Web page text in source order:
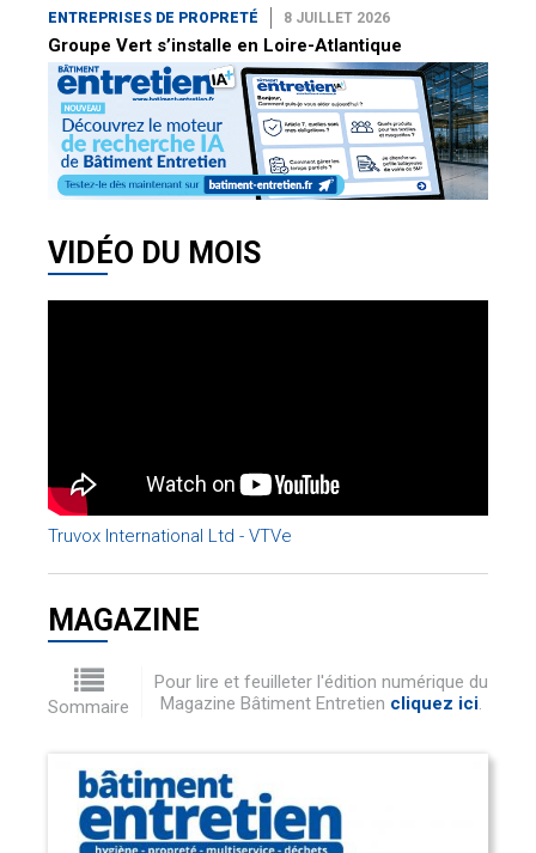
ENTREPRISES DE PROPRETÉ 8 JUILLET 2026
Groupe Vert s’installe en Loire-Atlantique
VIDÉO DU MOIS
Truvox International Ltd - VTVe
MAGAZINE
Sommaire
Pour lire et feuilleter l'édition numérique du
Magazine Bâtiment Entretien cliquez ici.